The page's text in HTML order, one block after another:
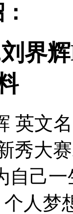
界
英文
秀大
自己
人梦